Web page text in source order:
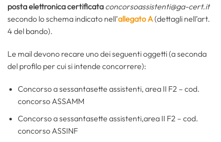
posta elettronica certificata concorsoassistenti@ga-cert.it
secondo lo schema indicato nell’allegato A(dettagli nell’art.
4 del bando).
Le mail devono recare uno dei seguenti oggetti (a seconda
del profilo per cui si intende concorrere):
Concorso a sessantasette assistenti, area II F2 – cod.
concorso ASSAMM
Concorso a sessantasette assistenti,area II F2 – cod.
concorso ASSINF